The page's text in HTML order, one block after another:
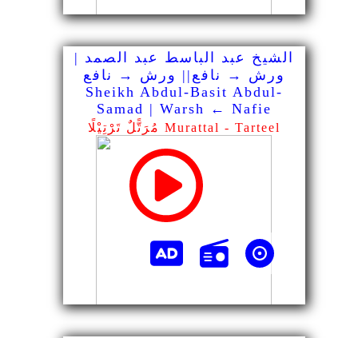
الشيخ عبد الباسط عبد الصمد |
ورش → نافع|| ورش → نافع
Sheikh Abdul-Basit Abdul-
Samad | Warsh ← Nafie
مُرَتًّلٌ تَرْتِيْلًا Murattal - Tarteel